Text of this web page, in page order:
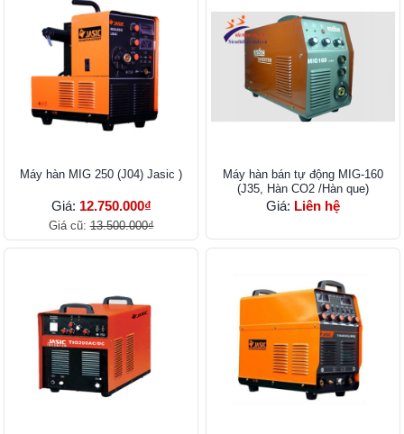
Máy hàn MIG 250 (J04) Jasic )
Giá: 12.750.000₫
Giá cũ:13.500.000₫
Máy hàn bán tự động MIG-160
(J35, Hàn CO2 /Hàn que)
Giá: Liên hệ